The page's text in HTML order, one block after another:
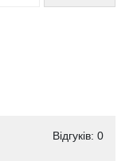
Відгуків: 0